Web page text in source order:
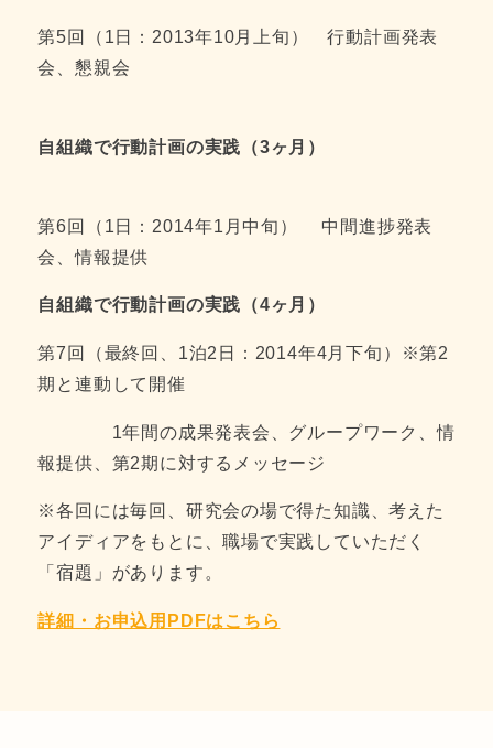
第5回（1日：2013年10月上旬） 行動計画発表
会、懇親会
自組織で行動計画の実践（3ヶ月）
第6回（1日：2014年1月中旬） 中間進捗発表
会、情報提供
自組織で行動計画の実践（4ヶ月）
第7回（最終回、1泊2日：2014年4月下旬）※第2
期と連動して開催
1年間の成果発表会、グループワーク、情
報提供、第2期に対するメッセージ
※各回には毎回、研究会の場で得た知識、考えた
アイディアをもとに、職場で実践していただく
「宿題」があります。
詳細・お申込用PDFはこちら